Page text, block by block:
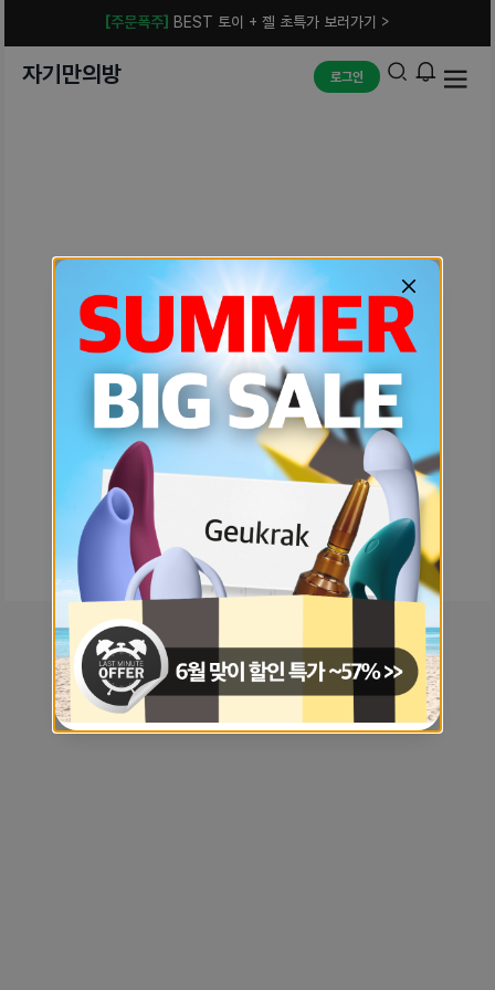
[주문폭주] BEST 토이 + 젤 초특가 보러가기 >
자기만의방 로그인
예상치 못한 에러입니다.